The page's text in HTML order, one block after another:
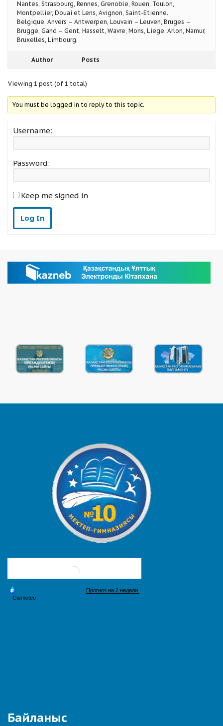
Nantes, Strasbourg, Rennes, Grenoble, Rouen, Toulon,
Montpellier, Douai et Lens, Avignon, Saint-Etienne.
Belgique: Anvers – Antwerpen, Louvain – Leuven, Bruges –
Brugge, Gand – Gent, Hasselt, Wavre, Mons, Liege, Arlon, Namur,
Bruxelles, Limbourg.
Author Posts
Viewing 1 post (of 1 total)
You must be logged in to reply to this topic.
Username:
Password:
Keep me signed in
Log In
Байланыс